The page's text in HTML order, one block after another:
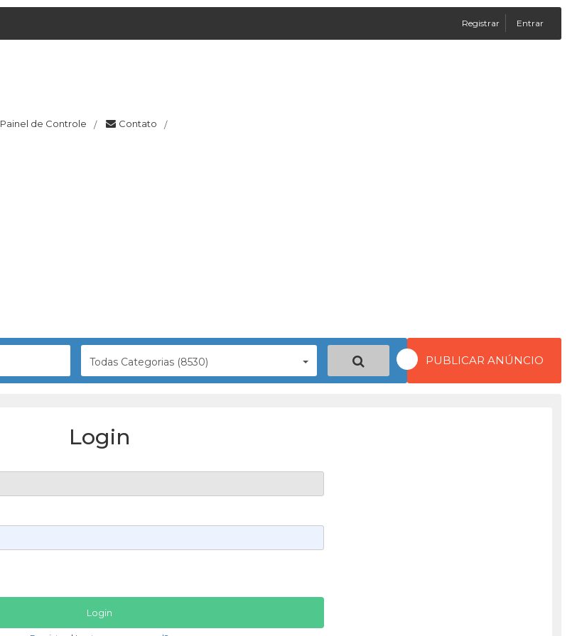
Registrar Entrar
Painel de Controle / Contato /
Todas Categorias (8530) PUBLICAR ANÚNCIO
Login